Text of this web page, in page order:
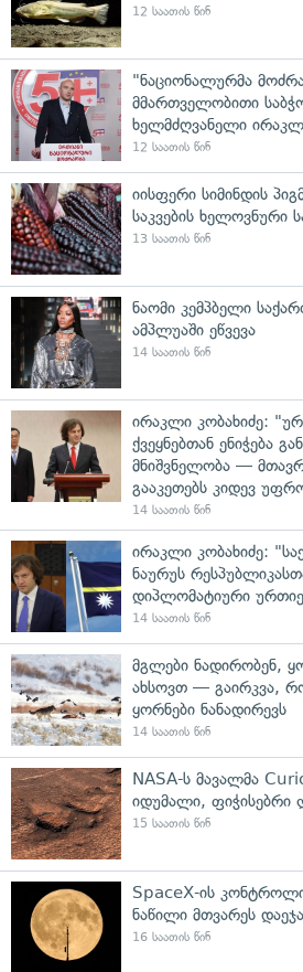
12 საათის წინ
"ნაციონალურმა
მმართველობითი
ხელმძღვანელი
12 საათის წინ
იისფერი სიმინდის
საკვების ხელოვნური
13 საათის წინ
ნაომი კემპბელი
ამპლუაში ეწვევა
14 საათის წინ
ირაკლი კობახიძე:
ქვეყნებთან ენიჭება
მნიშვნელობა —
გააკეთებს კიდევ
14 საათის წინ
ირაკლი კობახიძე:
ნაურუს
დიპლომატიური
14 საათის წინ
მგლები ნადირობენ,
ახსოვთ — გაირკვა,
ყორნები ნანადირევს
14 საათის წინ
NASA-ს მავალმა
იდუმალი, ფიჭისებრი
15 საათის წინ
SpaceX-ის
ნაწილი მთვარეს
16 საათის წინ